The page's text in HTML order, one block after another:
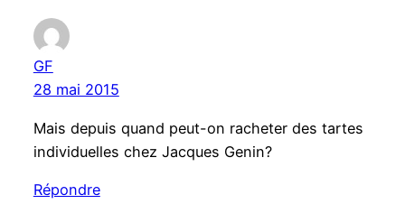
GF
28 mai 2015
Mais depuis quand peut-on racheter des tartes
individuelles chez Jacques Genin?
Répondre